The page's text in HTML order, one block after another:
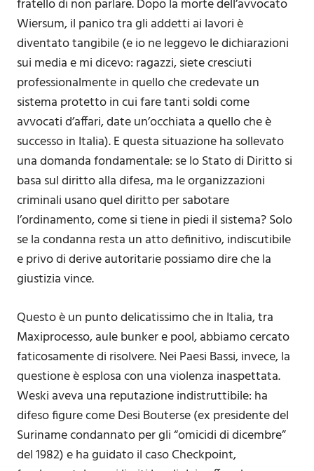
fratello di non parlare. Dopo la morte dell’avvocato
Wiersum, il panico tra gli addetti ai lavori è
diventato tangibile (e io ne leggevo le dichiarazioni
sui media e mi dicevo: ragazzi, siete cresciuti
professionalmente in quello che credevate un
sistema protetto in cui fare tanti soldi come
avvocati d’affari, date un’occhiata a quello che è
successo in Italia). E questa situazione ha sollevato
una domanda fondamentale: se lo Stato di Diritto si
basa sul diritto alla difesa, ma le organizzazioni
criminali usano quel diritto per sabotare
l’ordinamento, come si tiene in piedi il sistema? Solo
se la condanna resta un atto definitivo, indiscutibile
e privo di derive autoritarie possiamo dire che la
giustizia vince.
Questo è un punto delicatissimo che in Italia, tra
Maxiprocesso, aule bunker e pool, abbiamo cercato
faticosamente di risolvere. Nei Paesi Bassi, invece, la
questione è esplosa con una violenza inaspettata.
Weski aveva una reputazione indistruttibile: ha
difeso figure come Desi Bouterse (ex presidente del
Suriname condannato per gli “omicidi di dicembre”
del 1982) e ha guidato il caso Checkpoint,